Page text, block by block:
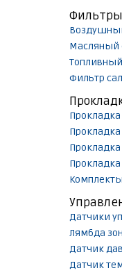
Фильтры
Масляный
Фильтр
Прокладка
Датчики
Лямбда
Датчик
Датчик